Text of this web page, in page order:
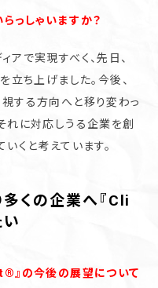
っしゃいますか？
アで実現すべく、先日、
立ち上げました。今後、
する方向へと移り変わっ
れに対応しうる企業を創
くと考えています。
くの企業へ『Cli
』の今後の展望について